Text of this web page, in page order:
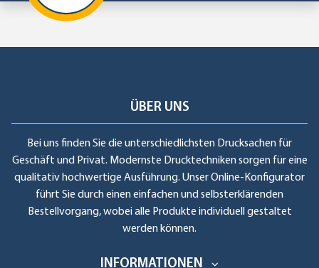
ÜBER UNS
Bei uns finden Sie die unterschiedlichsten Drucksachen für
Geschäft und Privat. Modernste Drucktechniken sorgen für eine
qualitativ hochwertige Ausführung. Unser Online-Konfigurator
führt Sie durch einen einfachen und selbsterklärenden
Bestellvorgang, wobei alle Produkte individuell gestaltet
werden können.
INFORMATIONEN